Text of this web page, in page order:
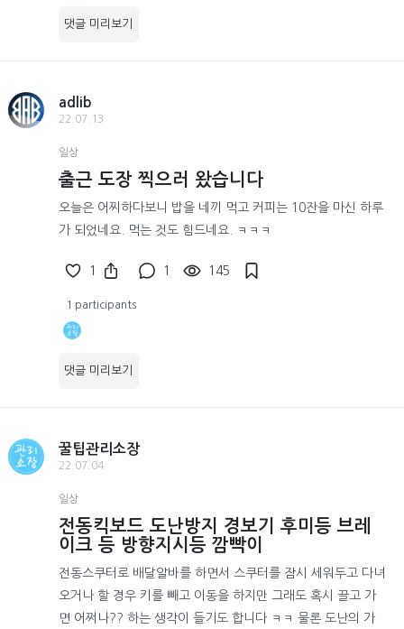
댓글 미리보기
adlib
22.07.13
일상
출근 도장 찍으러 왔습니다
오늘은 어찌하다보니 밥을 네끼 먹고 커피는 10잔을 마신 하루
가 되었네요. 먹는 것도 힘드네요. ㅋㅋㅋ
1 1 145
1 participants
댓글 미리보기
꿀팁관리소장
22.07.04
일상
전동킥보드 도난방지 경보기 후미등 브레
이크 등 방향지시등 깜빡이
전동스쿠터로 배달알바를 하면서 스쿠터를 잠시 세워두고 다녀
오거나 할 경우 키를 빼고 이동을 하지만 그래도 혹시 끌고 가
면 어쩌나?? 하는 생각이 들기도 합니다 ㅋㅋ 물론 도난의 가